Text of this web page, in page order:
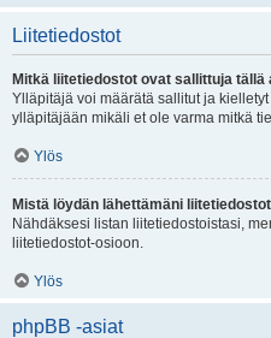
Liitetiedostot
Mitkä liitetiedostot ovat sallittuja tällä
Ylläpitäjä voi määrätä sallitut ja
ylläpitäjään mikäli et ole varma mitkä
Ylös
Mistä löydän lähettämäni
Nähdäksesi listan liitetiedostoistasi,
liitetiedostot-osioon.
Ylös
phpBB -asiat